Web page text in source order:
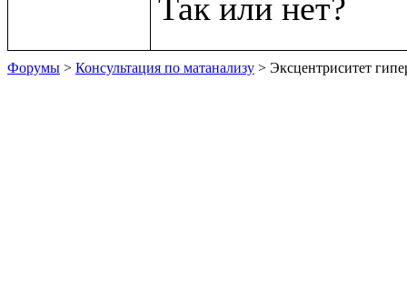
Форумы > Консультация по матанализу > Эксцентриситет